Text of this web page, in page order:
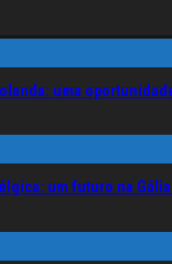
uma
um futuro na